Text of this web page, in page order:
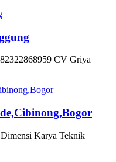
CV Griya
Karya Teknik |